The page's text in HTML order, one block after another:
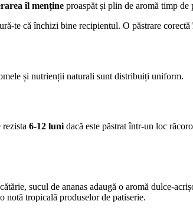
îl menține proaspăt și plin de aromă timp de
te că închizi bine recipientul. O păstrare
și nutrienții naturali sunt distribuiți uniform.
6-12 luni dacă este păstrat într-un loc
sucul de ananas adaugă o aromă dulce-
notă tropicală produselor de patiserie.